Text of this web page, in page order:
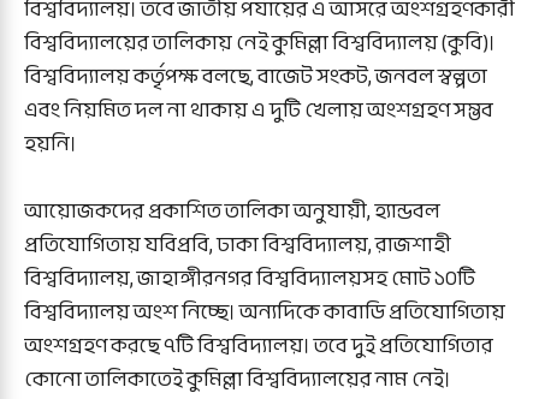
বিশ্ববিদ্যালয়। তবে জাতীয় পর্যায়ের এ আসরে অংশগ্রহণকারী
বিশ্ববিদ্যালয়ের তালিকায় নেই কুমিল্লা বিশ্ববিদ্যালয় (কুবি)।
বিশ্ববিদ্যালয় কর্তৃপক্ষ বলছে, বাজেট সংকট, জনবল স্বল্পতা
এবং নিয়মিত দল না থাকায় এ দুটি খেলায় অংশগ্রহণ সম্ভব
হয়নি।
আয়োজকদের প্রকাশিত তালিকা অনুযায়ী, হ্যান্ডবল
প্রতিযোগিতায় যবিপ্রবি, ঢাকা বিশ্ববিদ্যালয়, রাজশাহী
বিশ্ববিদ্যালয়, জাহাঙ্গীরনগর বিশ্ববিদ্যালয়সহ মোট ১০টি
বিশ্ববিদ্যালয় অংশ নিচ্ছে। অন্যদিকে কাবাডি প্রতিযোগিতায়
অংশগ্রহণ করছে ৭টি বিশ্ববিদ্যালয়। তবে দুই প্রতিযোগিতার
কোনো তালিকাতেই কুমিল্লা বিশ্ববিদ্যালয়ের নাম নেই।